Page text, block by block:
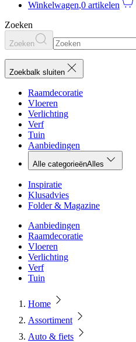
Winkelwagen,0 artikelen
Zoeken
Zoeken
Zoekbalk sluiten
Raamdecoratie
Vloeren
Verlichting
Verf
Tuin
Aanbiedingen
Alle categorieënAlles
Inspiratie
Klusadvies
Folder & Magazine
Aanbiedingen
Raamdecoratie
Vloeren
Verlichting
Verf
Tuin
Home
Assortiment
Auto & fiets